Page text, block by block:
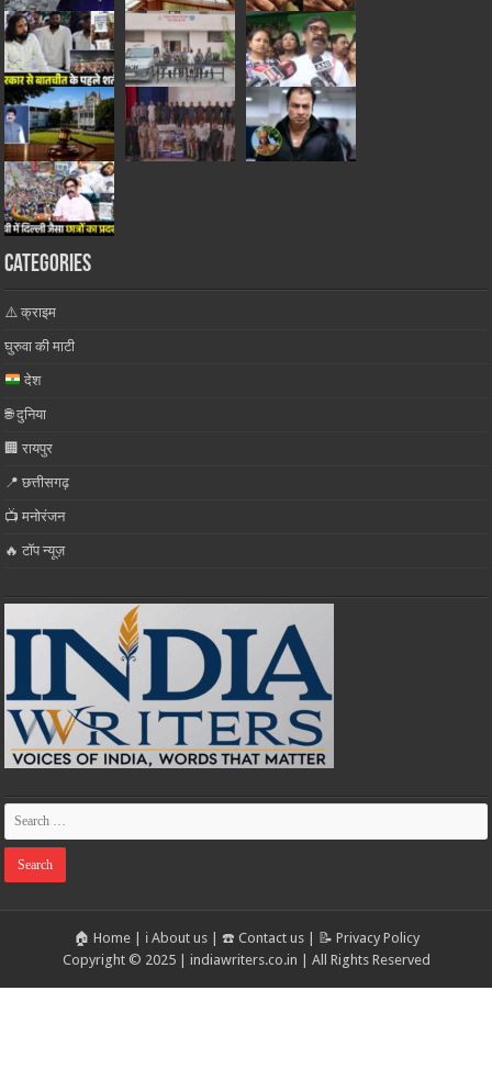
Categories
⚠️ क्राइम
घुरुवा की माटी
देश
🌐 दुनिया
🏢 रायपुर
📍 छत्तीसगढ़
📺 मनोरंजन
🔥 टॉप न्यूज़
🏠 Home| ℹ️ About us| ☎️ Contact us|
📝 Privacy Policy
Copyright © 2025 | indiawriters.co.in | All Rights Reserved